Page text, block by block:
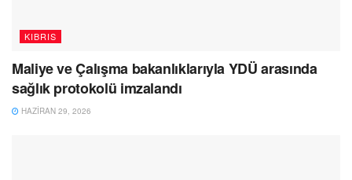
KIBRIS
Maliye ve Çalışma bakanlıklarıyla YDÜ arasında
sağlık protokolü imzalandı
HAZIRAN 29, 2026